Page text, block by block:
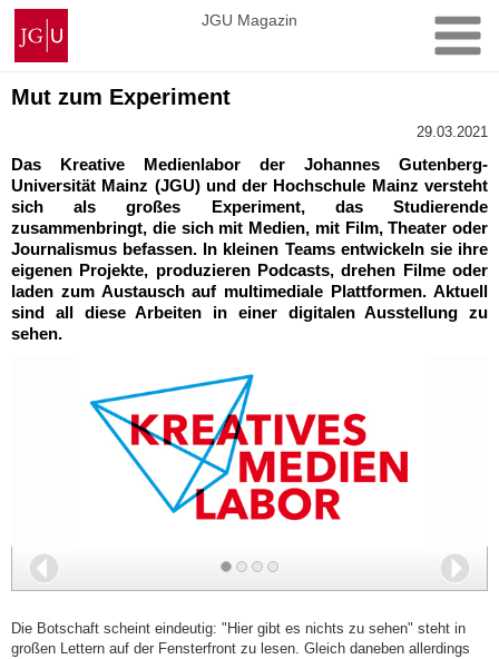
Zum
Inhalt
springen
Johannes
Gutenberg-
Universität
Mainz
JGU Magazin
Mut zum Experiment
29.03.2021
Das Kreative Medienlabor der Johannes Gutenberg-
Universität Mainz (JGU) und der Hochschule Mainz versteht
sich als großes Experiment, das Studierende
zusammenbringt, die sich mit Medien, mit Film, Theater oder
Journalismus befassen. In kleinen Teams entwickeln sie ihre
eigenen Projekte, produzieren Podcasts, drehen Filme oder
laden zum Austausch auf multimediale Plattformen. Aktuell
sind all diese Arbeiten in einer digitalen Ausstellung zu
sehen.
Zurück
Die Botschaft scheint eindeutig: "Hier gibt es nichts zu sehen" steht in
großen Lettern auf der Fensterfront zu lesen. Gleich daneben allerdings